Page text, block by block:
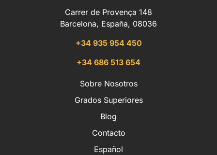
Carrer de Provença 148
Barcelona, España, 08036
+34 935 954 450
+34 686 513 654
Sobre Nosotros
Grados Superiores
Blog
Contacto
Español